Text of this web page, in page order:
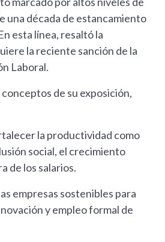
una década de estancamiento
esta línea, resaltó la
la reciente sanción de la
Laboral.
de su exposición,
la productividad como
social, el crecimiento
de los salarios.
empresas sostenibles para
y empleo formal de